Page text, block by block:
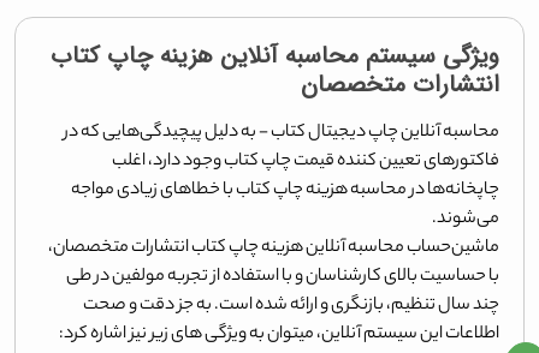
ویژگی سیستم محاسبه آنلاین هزینه چاپ کتاب
انتشارات متخصصان
محاسبه آنلاین چاپ دیجیتال کتاب - به دلیل پیچیدگی‌هایی که در
فاکتورهای تعیین کننده قیمت چاپ کتاب وجود دارد، اغلب
چاپخانه‌ها در محاسبه هزینه چاپ کتاب با خطاهای زیادی مواجه
می‌شوند.
ماشین‌حساب محاسبه آنلاین هزینه چاپ کتاب انتشارات متخصصان،
با حساسیت بالای کارشناسان و با استفاده از تجربه مولفین در طی
چند سال تنظیم، بازنگری و ارائه شده است. به جز دقت و صحت
اطلاعات این سیستم آنلاین، میتوان به ویژگی های زیر نیز اشاره کرد: